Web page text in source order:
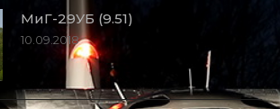
МиГ-29УБ (9.51)
10.09.2018